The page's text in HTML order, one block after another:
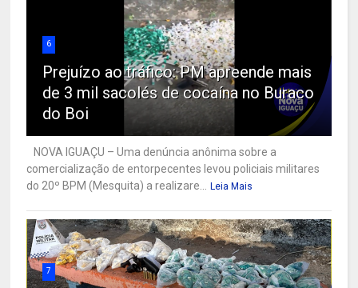
6
Prejuízo ao tráfico: PM apreende mais
de 3 mil sacolés de cocaína no Buraco
do Boi
NOVA IGUAÇU – Uma denúncia anônima sobre a
comercialização de entorpecentes levou policiais militares
do 20º BPM (Mesquita) a realizare...
Leia Mais
7